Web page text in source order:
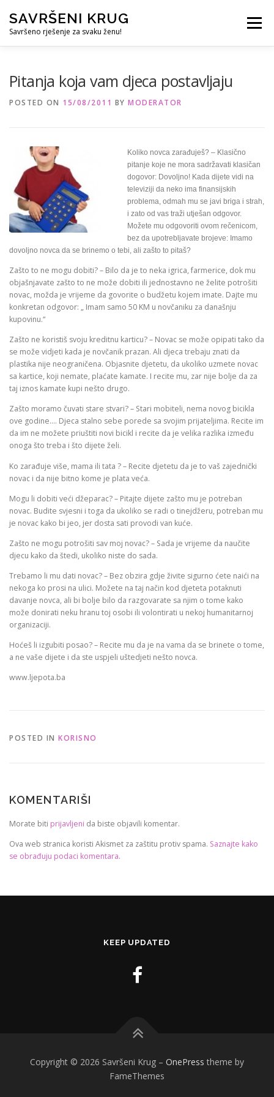
content
SAVRŠENI KRUG
Savršeno rješenje za svaku ženu!
Menu
Pitanja koja vam djeca postavljaju
POSTED ON 15/08/2011 BY MODERATOR
Koliko novca zarađuješ? – Klasično
pitanje koje ne mora sadržavati klasičan
dogovor: Dovoljno! Kada dijete vidi na
televiziji da neko ima finansijskih
problema, odmah mu se javi briga i strah,
i zato od vas traži utješan odgovor.
Možete mu odgovoriti ovom rečenicom,
bez da upotrebljavate brojeve: Imamo
dovoljno novca da se brinemo o tebi, ali zašto to pitaš?
Zašto to ne mogu dobiti? – Bilo da je to neka igrica, farmerice, dok mu
objašnjavate zašto to ne može dobiti ili jednostavno ne želite potrošiti
novac, možda je vrijeme da govorite o budžetu kojem imate. Dajte mu
konkretan odgovor: „ Imam samo 50 KM u novčaniku za današnju
kupovinu.“
Zašto ne koristiš svoju kreditnu karticu? – Novac se može opipati tako da
se može vidjeti kada je novčanik prazan. Ali djeca trebaju znati da
plastika nije neograničena. Objasnite djetetu, da ukoliko uzmete novac
sa kartice, koji nemate, plaćate kamate. I recite mu, zar nije bolje da za
taj iznos kamate kupi nešto drugo.
Zašto moramo čuvati stare stvari? – Stari mobiteli, nema novog bicikla
ove godine…. Djeca stalno sebe porede sa svojim prijateljima. Recite im
da im ne možete priuštiti novi bicikl i recite da je velika razlika između
onoga što treba i što dijete želi.
Ko zarađuje više, mama ili tata ? – Recite djetetu da je to vaš zajednički
novac i da nije bitno kome je plata veća.
Mogu li dobiti veći džeparac? – Pitajte dijete zašto mu je potreban
novac. Budite svjesni i toga da ukoliko se radi o tinejdžeru, potreban mu
je novac kako bi jeo, jer dosta sati provodi van kuće.
Zašto ne mogu potrošiti sav moj novac? – Sada je vrijeme da naučite
djecu kako da štedi, ukoliko niste do sada.
Trebamo li mu dati novac? – Bez obzira gdje živite sigurno ćete naići na
nekoga ko prosi na ulici. Možete na taj način kod djeteta potaknuti
davanje novca, ali bi bolje bilo da razgovarate sa njim o tome kako
može donirati neku hranu toj osobi ili volontirati u nekoj humanitarnoj
organizaciji.
Hoćeš li izgubiti posao? – Recite mu da je na vama da se brinete o tome,
a ne vaše dijete i da ste uspjeli uštedjeti nešto novca.
www.ljepota.ba
POSTED IN KORISNO
KOMENTARIŠI
Morate biti prijavljeni da biste objavili komentar.
Ova web stranica koristi Akismet za zaštitu protiv spama. Saznajte kako
se obrađuju podaci komentara.
KEEP UPDATED
Copyright © 2026 Savršeni Krug – OnePress theme by
FameThemes